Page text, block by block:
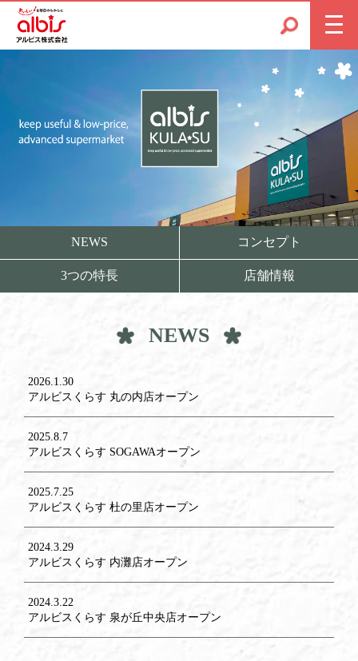
NEWS コンセプト
3つの特長 店舗情報
NEWS
2026.1.30
アルビスくらす 丸の内店オープン
2025.8.7
アルビスくらす SOGAWAオープン
2025.7.25
アルビスくらす 杜の里店オープン
2024.3.29
アルビスくらす 内灘店オープン
2024.3.22
アルビスくらす 泉が丘中央店オープン